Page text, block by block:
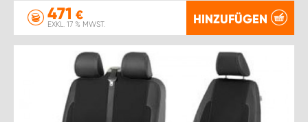
471 €
EXKL. 17 % MWST. HINZUFÜGEN